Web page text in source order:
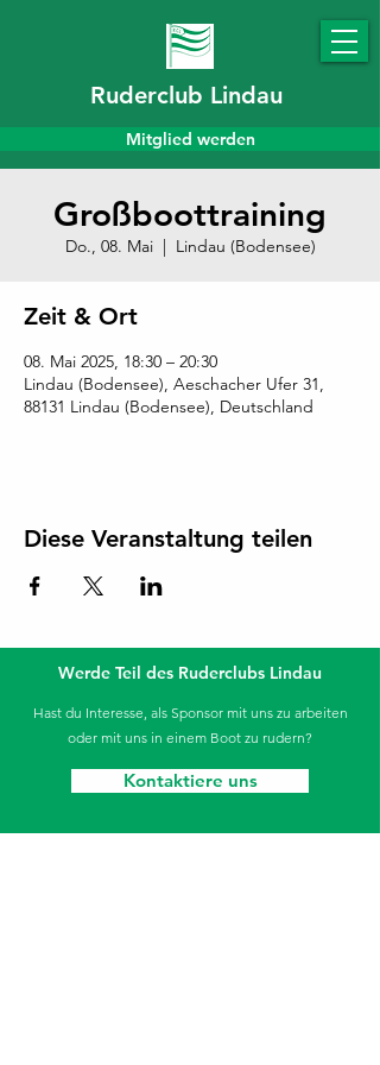
Ruderclub Lindau
Mitglied werden
Großboottraining
Do., 08. Mai
  |
Lindau (Bodensee)
Zeit & Ort
08. Mai 2025, 18:30 – 20:30
Lindau (Bodensee), Aeschacher Ufer 31,
88131 Lindau (Bodensee), Deutschland
Diese Veranstaltung teilen
Werde Teil des Ruderclubs Lindau
Hast du Interesse, als Sponsor mit uns zu arbeiten
oder mit uns in einem Boot zu rudern?
Kontaktiere uns